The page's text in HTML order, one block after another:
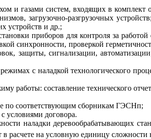
и газами систем, входящих в комплект
загрузочно-разгрузочных
устройств и др.;
приборов для контроля за работой
синхронности, проверкой
защиты, сигнализации,
с наладкой технологического проц
работы: составление технического
по соответствующим сборникам ГЭСНп;
условиями договора.
наладки деревообрабатывающих
в расчете на условную единицу сложности